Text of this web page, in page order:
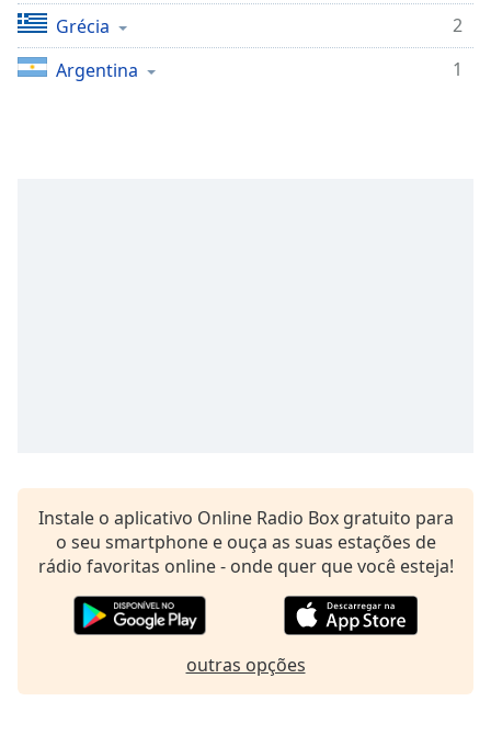
Duration-:-
Loaded:
0.00%
descriptions
off,
selected
settings,
Grécia
2
Argentina
1
Instale o aplicativo Online Radio Box gratuito para
o seu smartphone e ouça as suas estações de
rádio favoritas online - onde quer que você esteja!
outras opções